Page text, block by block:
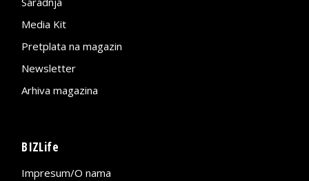
Media Kit
Pretplata na magazin
Newsletter
Arhiva magazina
BIZLife
Impresum/O nama